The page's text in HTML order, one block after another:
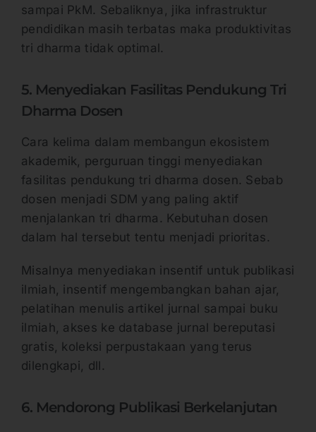
sampai PkM. Sebaliknya, jika infrastruktur
pendidikan masih terbatas maka produktivitas
tri dharma tidak optimal.
5. Menyediakan Fasilitas Pendukung Tri
Dharma Dosen
Cara kelima dalam membangun ekosistem
akademik, perguruan tinggi menyediakan
fasilitas pendukung tri dharma dosen. Sebab
dosen menjadi SDM yang paling aktif
menjalankan tri dharma. Kebutuhan dosen
dalam hal tersebut tentu menjadi prioritas.
Misalnya menyediakan insentif untuk publikasi
ilmiah, insentif mengembangkan bahan ajar,
pelatihan menulis artikel jurnal sampai buku
ilmiah, akses ke database jurnal bereputasi
gratis, koleksi perpustakaan yang terus
dilengkapi, dll.
6. Mendorong Publikasi Berkelanjutan